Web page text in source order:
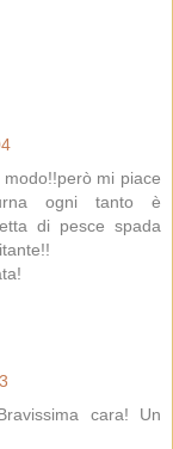
mi piace
ogni tanto è
di pesce spada
cara! Un